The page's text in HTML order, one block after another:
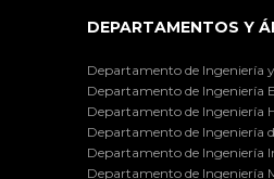
DEPARTAMENTOS Y
Departamento de Ingeniería
Departamento de Ingeniería
Departamento de Ingeniería
Departamento de Ingeniería
Departamento de Ingeniería
Departamento de Ingeniería